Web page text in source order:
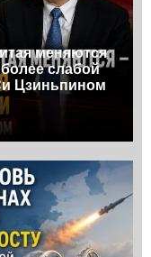
меняются
слабой
Цзиньпином